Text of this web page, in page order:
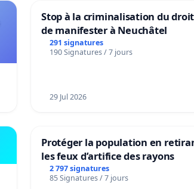
Stop à la criminalisation du droit
de manifester à Neuchâtel
291 signatures
190 Signatures / 7 jours
29 Jul 2026
Protéger la population en
les feux d’artifice des rayons
2 797 signatures
85 Signatures / 7 jours